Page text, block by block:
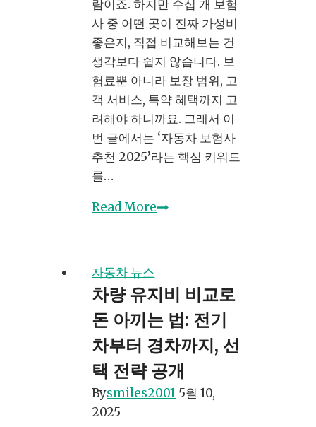
바
로
시
작
하
세
요
람이죠. 하지만 수십 개 보험
사 중 어떤 곳이 진짜 가성비
좋은지, 직접 비교해보는 건
생각보다 쉽지 않습니다. 보
험료뿐 아니라 보장 범위, 고
객 서비스, 특약 혜택까지 고
려해야 하니까요. 그래서 이
번 글에서는 ‘자동차 보험사
추천 2025’라는 핵심 키워드
를…
Read More자
험
사
추
천
2025
–
가
자동차 뉴스
차량 유지비 비교로
돈 아끼는 법: 전기
차부터 경차까지, 선
택 전략 공개
Bysmiles2001 5월 10,
2025